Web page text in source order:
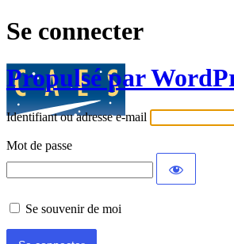
Se connecter
Propulsé par
Identifiant ou adresse e-mail
Mot de passe
Se souvenir de moi